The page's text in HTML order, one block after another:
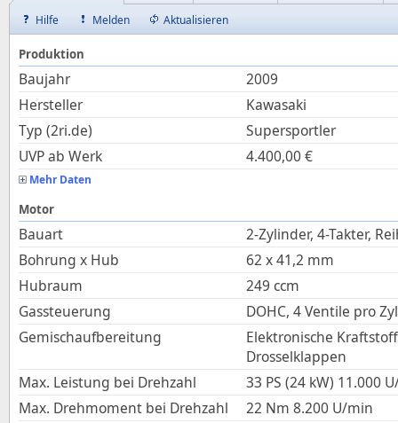
Hilfe
Melden Aktualisieren
Produktion
Baujahr
2009
Hersteller
Kawasaki
Typ (2ri.de)
Supersportler
UVP ab Werk
4.400,00€
Mehr Daten
Motor
Bauart
2-Zylinder, 4-Takter,
Bohrung x Hub
62 x41,2 mm
Hubraum
249 ccm
Gassteuerung
DOHC, 4 Ventile pro
Gemischaufbereitung
Elektronische
Drosselklappen
Max. Leistung bei Drehzahl
33 PS (24 kW) 11.000
Max. Drehmoment bei Drehzahl
22 Nm 8.200 U/min